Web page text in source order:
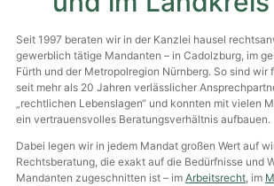
Seit 1997 beraten wir in der Kanzlei hausel
gewerblich tätige Mandanten – in Cadolzburg, im
Fürth und der Metropol­region Nürnberg. So sind wir
seit mehr als 20 Jahren verlässlicher
„recht­lichen Lebens­lagen“ und konnten mit vielen
ein vertrauens­volles Beratungs­verhältnis aufbauen.
Dabei legen wir in jedem Mandat großen Wert auf
Rechts­beratung, die exakt auf die Bedürfnisse und
Mandanten zugeschnitten ist – im Arbeitsrecht, im